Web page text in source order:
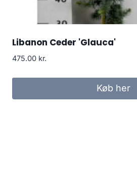
Libanon Ceder 'Glauca'
475.00 kr.
Køb her